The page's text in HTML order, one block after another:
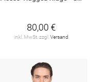
80,00 €
inkl. MwSt. zzgl. Versand